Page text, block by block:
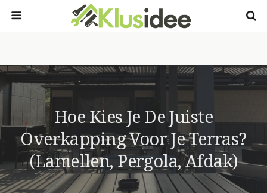
Hoe Kies Je De Juiste
Overkapping Voor Je Terras?
(lamellen, Pergola, Afdak)